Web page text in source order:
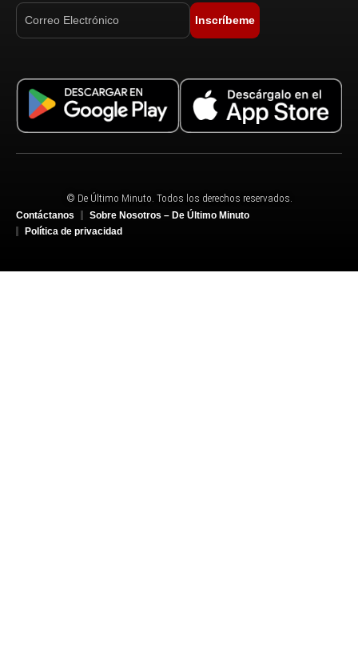
Inscríbeme
© De Último Minuto. Todos los derechos reservados.
Contáctanos
Sobre Nosotros – De Último Minuto
Política de privacidad